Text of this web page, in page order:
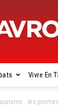
Vivre En
tourisme… les